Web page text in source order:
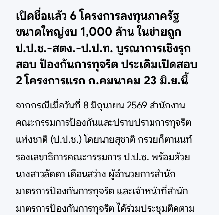
เปิดชื่อแล้ว 6 โครงการลงทุนภาครัฐ
ขนาดใหญ่งบ 1,000 ล้าน ในข่ายถูก
ป.ป.ช.-สตง.-ป.ป.ท. บูรณาการเชิงรุก
สอบ ป้องกันการทุจริต ประเดิมเปิดสอบ
2 โครงการแรก ก.คมนาคม 23 มิ.ย.นี้
จากกรณีเมื่อวันที่ 8 มิถุนายน 2569 สำนักงาน
คณะกรรมการป้องกันและปราบปรามการทุจริต
แห่งชาติ (ป.ป.ช.) โดยนายสุชาติ กรวยก็ตานนท์
รองเลขาธิการคณะกรรมการ ป.ป.ช. พร้อมด้วย
นางสาวลัดดา เดือนสว่าง ผู้อำนวยการสำนัก
มาตรการป้องกันการทุจริต และเจ้าหน้าที่สำนัก
มาตรการป้องกันการทุจริต ได้ร่วมประชุมติดตาม